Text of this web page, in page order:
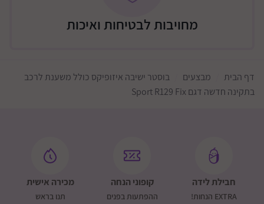
מחויבות לבטיחות ואיכות
דף הבית מבצעים
בוסטר ישיבה איזופיקס כולל משענת לרכב
בתקינה חדשה דגם Sport R129 Fix
חבילת לידה
EXTRA הנחות!
קופוני הנחה
ההפתעות בפנים
מכירה אישית
תנו בראש